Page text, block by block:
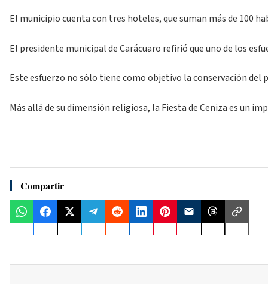
El municipio cuenta con tres hoteles, que suman más de 100
El presidente municipal de Carácuaro refirió que uno de los
Este esfuerzo no sólo tiene como objetivo la conservación del
Más allá de su dimensión religiosa, la Fiesta de Ceniza es un
Compartir